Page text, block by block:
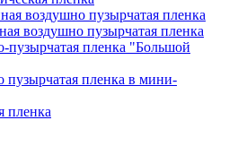
воздушно пузырчатая пленка
воздушно пузырчатая пленка
пузырчатая пленка "Большой
пузырчатая пленка в мини-
пленка